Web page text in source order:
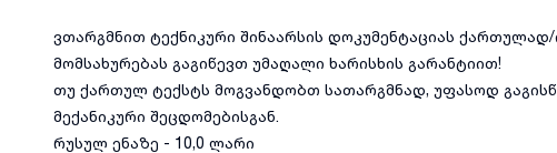
ვთარგმნით ტექნიკური შინაარსის დოკუმენტაციას
მომსახურებას გაგიწევთ უმაღალი ხარისხის გარანტიით!
თუ ქართულ ტექსტს მოგვანდობთ სათარგმნად, უფასოდ
მექანიკური შეცდომებისგან.
რუსულ ენაზე - 10,0 ლარი